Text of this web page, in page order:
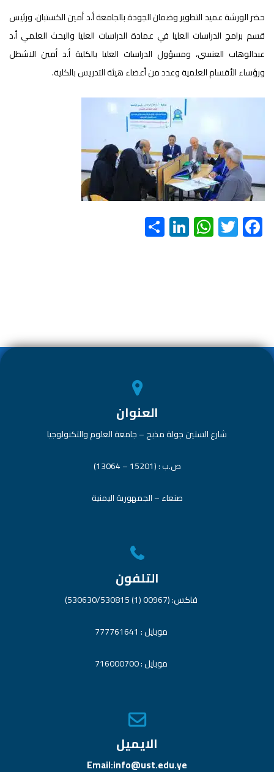
حضر الورشة عميد التطوير وضمان الجودة بالجامعة أ.د أمين الكستبان، ورئيس
قسم برامج الدراسات العليا في عمادة الدراسات العليا والبحث العلمي أ.د
عبدالوهاب العنسي، ومسؤول الدراسات العليا بالكلية أ.د أمين الاشطل
ورؤساء الأقسام العلمية وعدد من أعضاء هيئة التدريس بالكلية.
F
ac
T
wi
W
h
p
Li
nk
العنوان
شارع الستين جولة مذبح – جامعة العلوم والتكنولوجيا
ص.ب : (15201 – 13064)
صنعاء – الجمهورية اليمنية
التلفون
فاكس: (00967 (1) 530630/530815)
موبايل : 777761641
موبايل : 716000700
الايميل
Email:info@ust.edu.ye